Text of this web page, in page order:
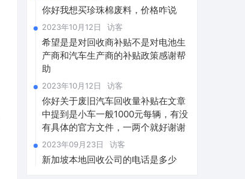
你好我想买珍珠棉废料，价格咋说
2023年10月12日 访客
希望是是对回收商补贴不是对电池生
产商和汽车生产商的补贴政策感谢帮
助
2023年10月12日 访客
你好关于废旧汽车回收量补贴在文章
中提到是小车一般1000元每辆，有没
有具体的官方文件，一两个就好谢谢
2023年09月23日 访客
新加坡本地回收公司的电话是多少